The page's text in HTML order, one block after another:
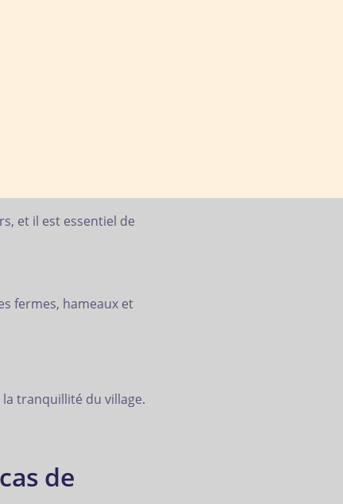
et il est essentiel de
fermes, hameaux et
la tranquillité du village.
de